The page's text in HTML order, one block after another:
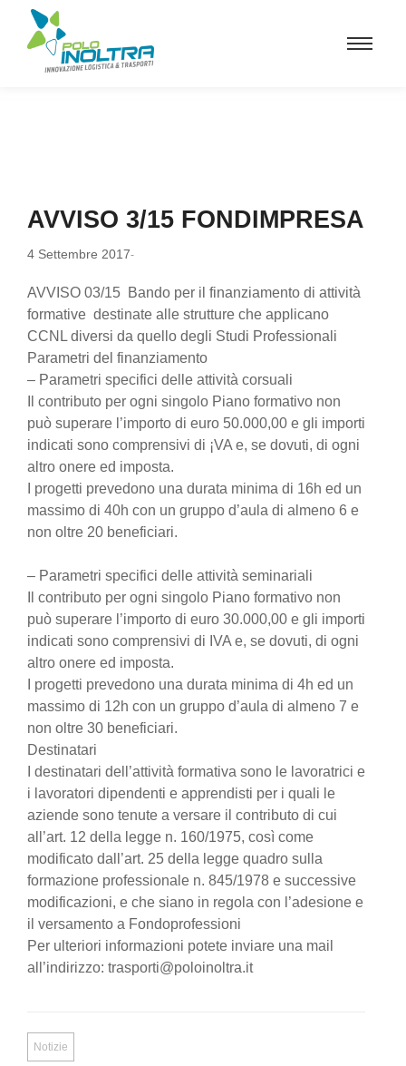
AVVISO 3/15 FONDIMPRESA
4 Settembre 2017-
AVVISO 03/15 Bando per il finanziamento di attività
formative destinate alle strutture che applicano
CCNL diversi da quello degli Studi Professionali
Parametri del finanziamento
– Parametri specifici delle attività corsuali
Il contributo per ogni singolo Piano formativo non
può superare l’importo di euro 50.000,00 e gli importi
indicati sono comprensivi di ¡VA e, se dovuti, di ogni
altro onere ed imposta.
I progetti prevedono una durata minima di 16h ed un
massimo di 40h con un gruppo d’aula di almeno 6 e
non oltre 20 beneficiari.
– Parametri specifici delle attività seminariali
Il contributo per ogni singolo Piano formativo non
può superare l’importo di euro 30.000,00 e gli importi
indicati sono comprensivi di IVA e, se dovuti, di ogni
altro onere ed imposta.
I progetti prevedono una durata minima di 4h ed un
massimo di 12h con un gruppo d’aula di almeno 7 e
non oltre 30 beneficiari.
Destinatari
I destinatari dell’attività formativa sono le lavoratrici e
i lavoratori dipendenti e apprendisti per i quali le
aziende sono tenute a versare il contributo di cui
all’art. 12 della legge n. 160/1975, così come
modificato dall’art. 25 della legge quadro sulla
formazione professionale n. 845/1978 e successive
modificazioni, e che siano in regola con l’adesione e
il versamento a Fondoprofessioni
Per ulteriori informazioni potete inviare una mail
all’indirizzo: trasporti@poloinoltra.it
Notizie